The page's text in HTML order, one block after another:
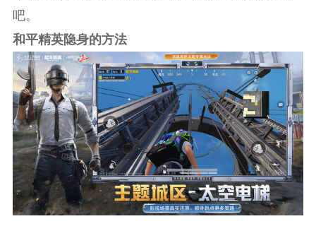
吧。
和平精英隐身的方法